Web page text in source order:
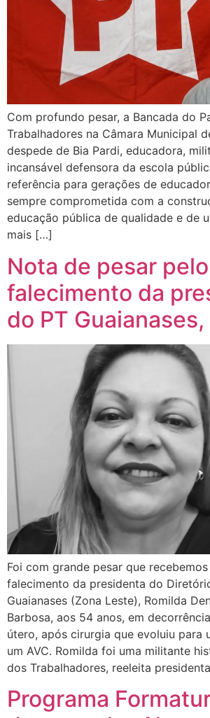
Com profundo pesar, a Bancada do
Trabalhadores na Câmara Municipal
despede de Bia Pardi, educadora,
incansável defensora da escola
referência para gerações de
sempre comprometida com a
educação pública de qualidade e de
mais […]
Nota de pesar pelo
falecimento da
do PT
Foi com grande pesar que
falecimento da presidenta do
Guaianases (Zona Leste), Romilda
Barbosa, aos 54 anos, em
útero, após cirurgia que evoluiu para
um AVC. Romilda foi uma militante
dos Trabalhadores, reeleita
Programa